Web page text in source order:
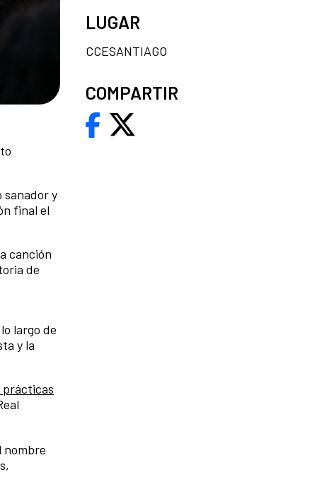
sanador y
final el
canción
de
largo de
y la
prácticas
nombre
LUGAR
CCESANTIAGO
COMPARTIR